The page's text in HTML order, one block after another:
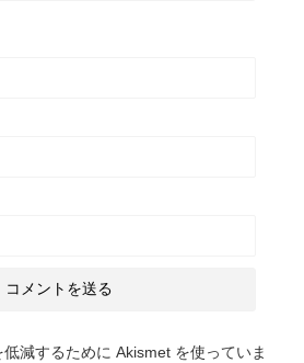
減するために Akismet を使っていま